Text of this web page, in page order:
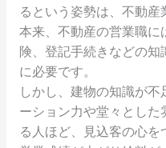
るという姿勢は、不動産
本来、不動産の営業職に
険、登記手続きなどの
に必要です。
しかし、建物の知識が
ーション力や堂々とし
る人ほど、見込客の心